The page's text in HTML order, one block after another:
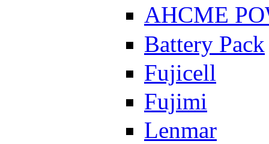
AHCME
Battery Pack
Fujicell
Fujimi
Lenmar